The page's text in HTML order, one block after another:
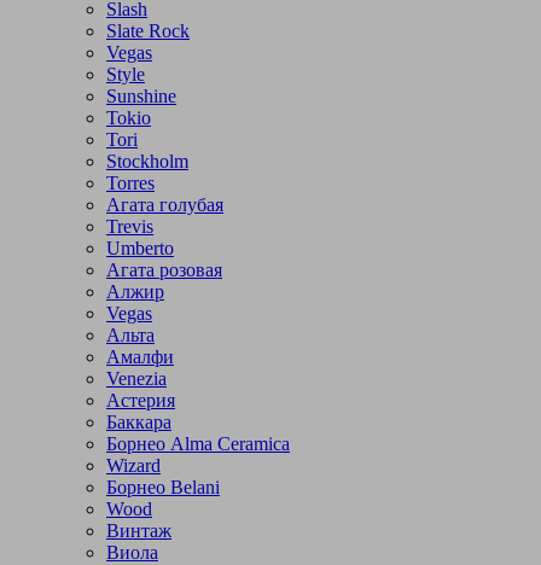
Slash
Slate Rock
Vegas
Style
Sunshine
Tokio
Tori
Stockholm
Torres
Агата голубая
Trevis
Umberto
Агата розовая
Алжир
Vegas
Альта
Амалфи
Venezia
Астерия
Баккара
Борнео Alma Ceramica
Wizard
Борнео Belani
Wood
Винтаж
Виола